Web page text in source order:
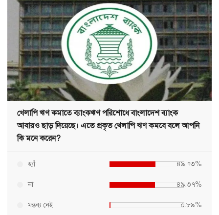
খেলাপি ঋণ কমাতে ব্যাংকঋণ পরিশোধে বাংলাদেশ ব্যাংক
আবারও ছাড় দিয়েছে। এতে প্রকৃত খেলাপি ঋণ কমবে বলে আপনি
কি মনে করেন?
হ্যাঁ ৪৯.৭৩%
না ৪৯.৩৭%
মন্তব্য নেই ০.৮৯%